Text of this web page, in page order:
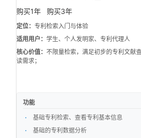
购买1年
购买3年
定位： 专利检索入门与体验
适用用户： 学生、个人发明家、专利代理人
核心价值： 不限量检索，满足初步的专利文献
读需求；
功能
基础专利检索、查看专利基本信息
基础的专利数据分析